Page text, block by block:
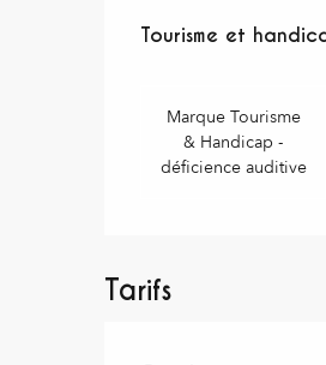
Tourisme et
Tourisme et
Marque Tourisme
& Handicap -
déficience auditive
Tarifs